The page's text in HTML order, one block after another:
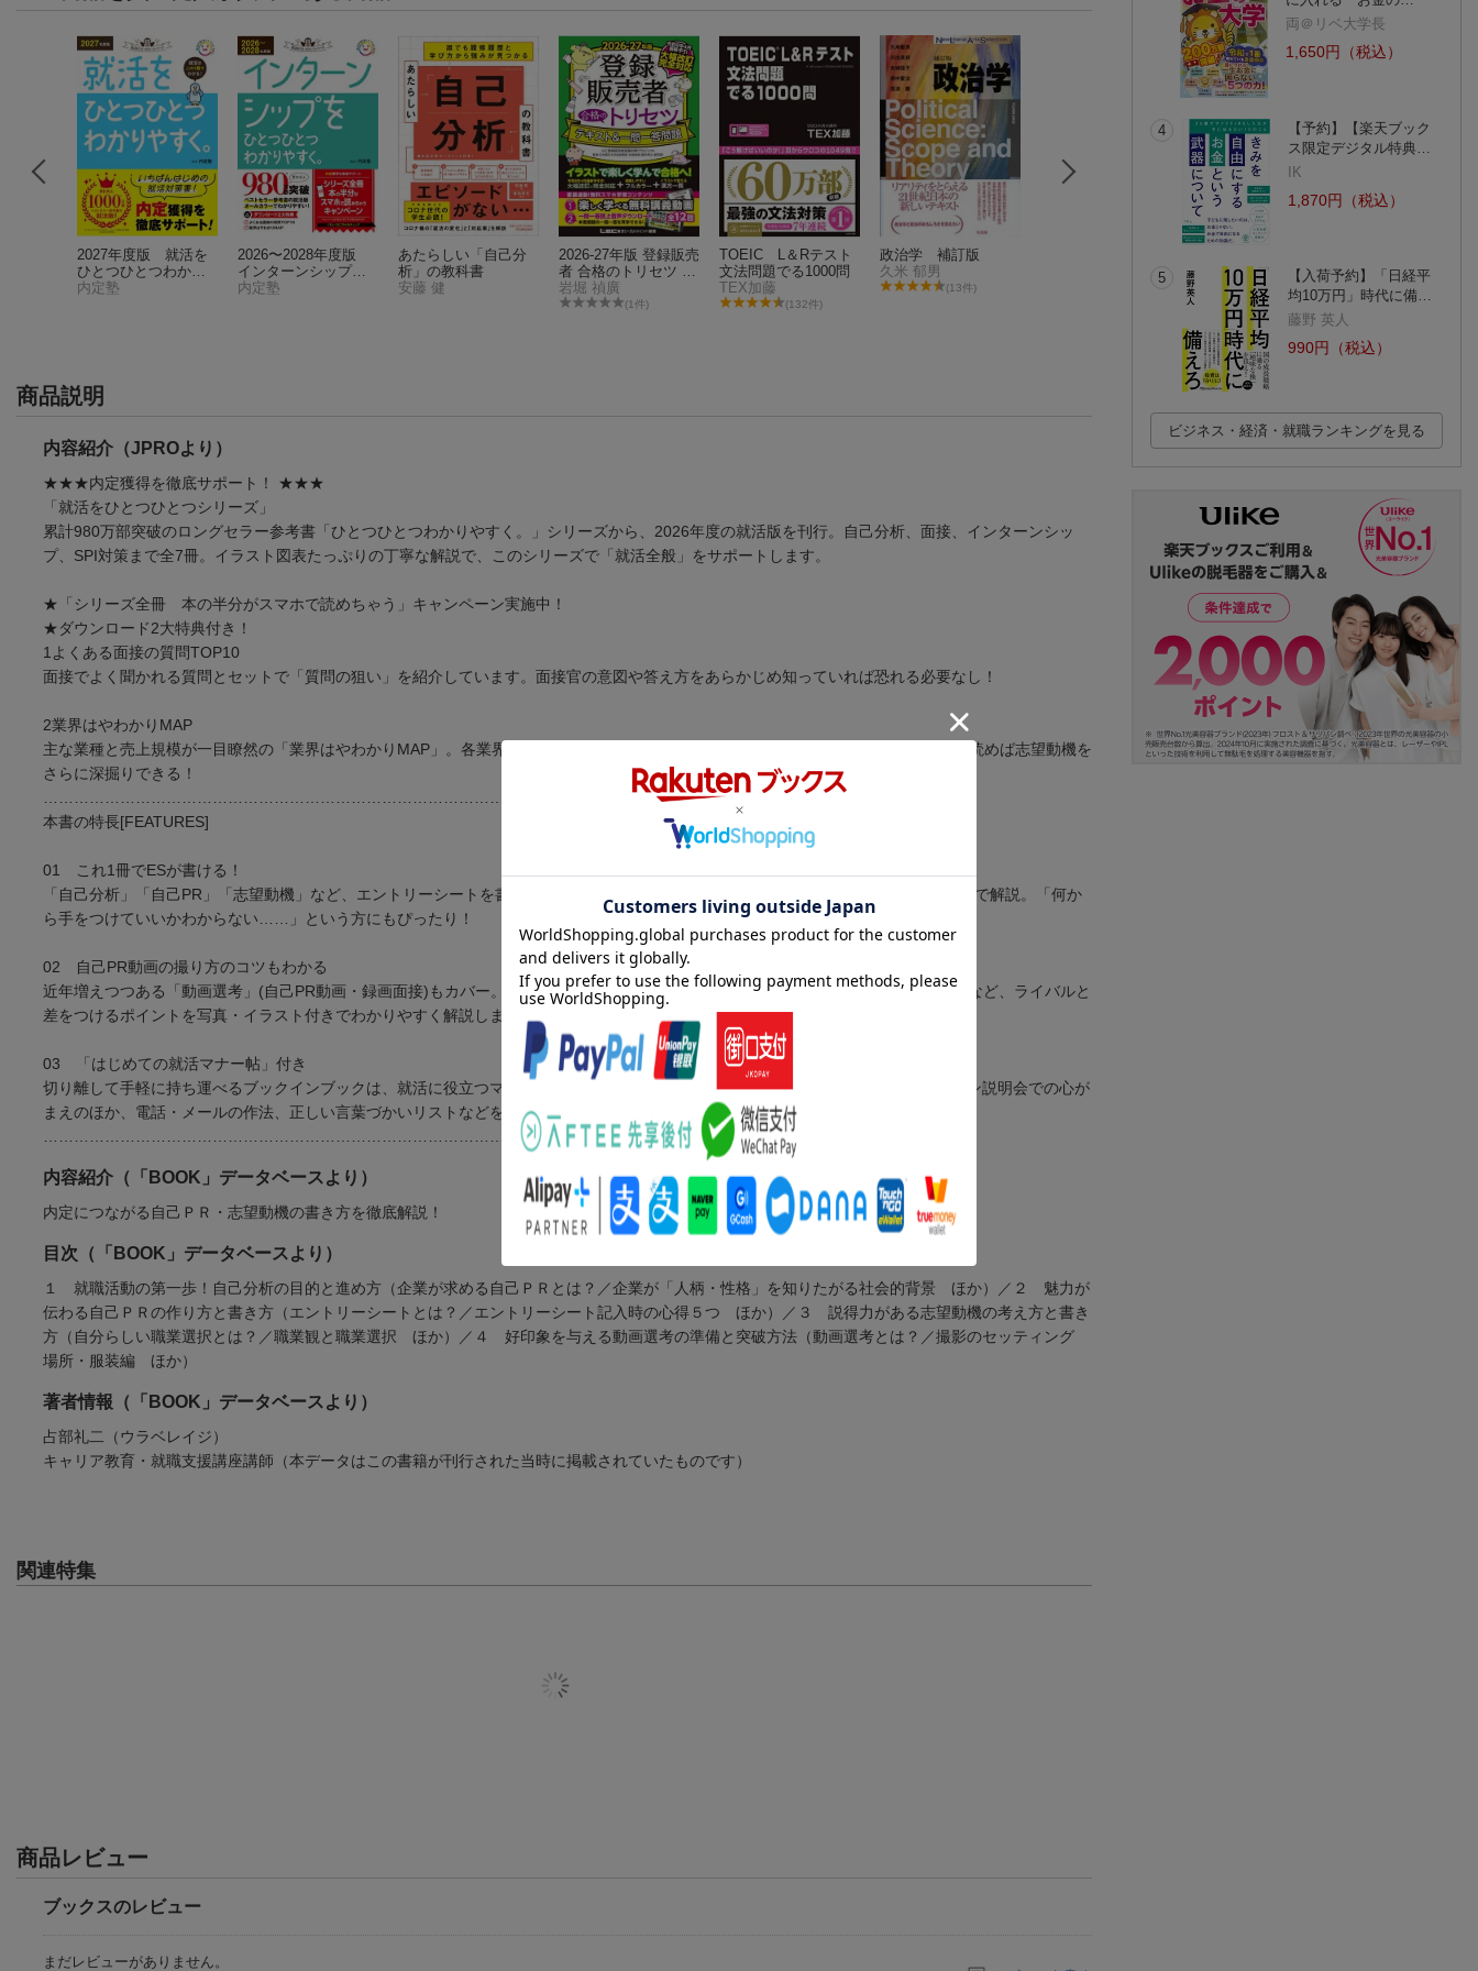
2027年度版 就活を
ひとつひとつわかり
やすく。
内定塾
2026〜2028年度版
インターンシップを
ひとつひとつわかり
内定塾
あたらしい「自己分
析」の教科書
安藤 健
2026-27年版 登録販売
者 合格のトリセツ テ
キスト&一問一答問題
岩堀 禎廣
(1件)
TOEIC L＆Rテスト
文法問題でる1000問
TEX加藤
(132件)
政治学 補訂版
久米 郁男
(13件)
ル・アルペジオ
根津 栄子
(2件)
当利得・不法行為
山本 敬三
(1件)
商品説明
内容紹介（JPROより）
★★★内定獲得を徹底サポート！ ★★★
「就活をひとつひとつシリーズ」
累計980万部突破のロングセラー参考書「ひとつひとつわかりやすく。」シリーズから、2026年度の就活版を刊行。自己分析、面接、インターンシッ
プ、SPI対策まで全7冊。イラスト図表たっぷりの丁寧な解説で、このシリーズで「就活全般」をサポートします。
★「シリーズ全冊 本の半分がスマホで読めちゃう」キャンペーン実施中！
★ダウンロード2大特典付き！
1よくある面接の質問TOP10
面接でよく聞かれる質問とセットで「質問の狙い」を紹介しています。面接官の意図や答え方をあらかじめ知っていれば恐れる必要なし！
2業界はやわかりMAP
主な業種と売上規模が一目瞭然の「業界はやわかりMAP」。各業界の概要や職種、適性・スキルをわかりやすくまとめました。これを読めば志望動機を
さらに深掘りできる！
本書の特長[FEATURES]
01 これ1冊でESが書ける！
「自己分析」「自己PR」「志望動機」など、エントリーシートを書き上げるまでの工程を約50のLESSONに分けて、スモールステップで解説。「何か
ら手をつけていいかわからない……」という方にもぴったり！
02 自己PR動画の撮り方のコツもわかる
近年増えつつある「動画選考」(自己PR動画・録画面接)もカバー。撮影場所や服装、撮影機材の選び方、動画ならではの印象アップ術など、ライバルと
差をつけるポイントを写真・イラスト付きでわかりやすく解説します。
03 「はじめての就活マナー帖」付き
切り離して手軽に持ち運べるブックインブックは、就活に役立つマナーをひとまとめに。会社訪問時の身だしなみやルール、オンライン説明会での心が
まえのほか、電話・メールの作法、正しい言葉づかいリストなどを掲載。
内容紹介（「BOOK」データベースより）
内定につながる自己ＰＲ・志望動機の書き方を徹底解説！
目次（「BOOK」データベースより）
１ 就職活動の第一歩！自己分析の目的と進め方（企業が求める自己ＰＲとは？／企業が「人柄・性格」を知りたがる社会的背景 ほか）／２ 魅力が
伝わる自己ＰＲの作り方と書き方（エントリーシートとは？／エントリーシート記入時の心得５つ ほか）／３ 説得力がある志望動機の考え方と書き
方（自分らしい職業選択とは？／職業観と職業選択 ほか）／４ 好印象を与える動画選考の準備と突破方法（動画選考とは？／撮影のセッティング
場所・服装編 ほか）
著者情報（「BOOK」データベースより）
占部礼二（ウラベレイジ）
キャリア教育・就職支援講座講師（本データはこの書籍が刊行された当時に掲載されていたものです）
関連特集
商品レビュー
ブックスのレビュー
まだレビューがありません。
両＠リベ大学長
1,650円（税込）
4
【予約】【楽天ブック
ス限定デジタル特典…
IK
1,870円（税込）
5
【入荷予約】「日経平
均10万円」時代に備…
藤野 英人
990円（税込）
ビジネス・経済・就職ランキングを見る